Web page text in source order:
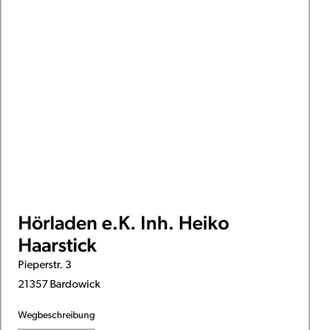
Hörladen e.K. Inh. Heiko
Haarstick
Pieperstr. 3
21357 Bardowick
Wegbeschreibung